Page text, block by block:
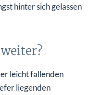
hinter sich gelassen
leicht fallenden
liegenden